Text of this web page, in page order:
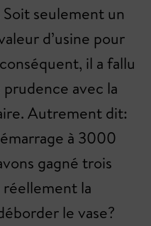
seulement un
d’usine pour
il a fallu
avec la
Autrement dit:
à 3000
gagné trois
la
le vase?